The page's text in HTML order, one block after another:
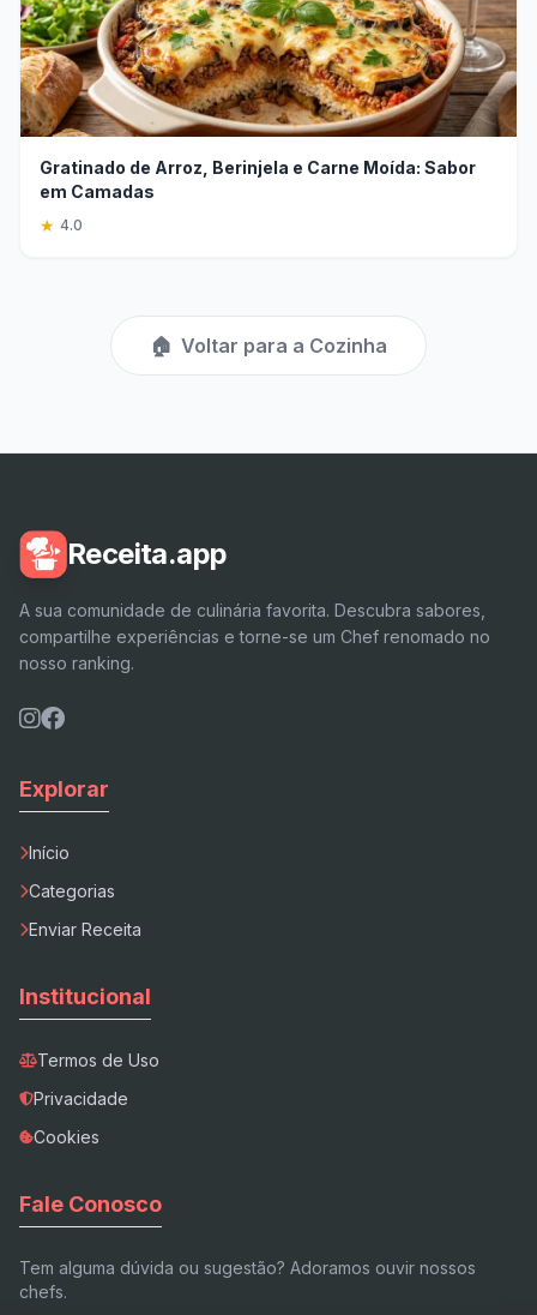
Gratinado de Arroz, Berinjela e Carne Moída: Sabor
em Camadas
★ 4.0
🏠 Voltar para a Cozinha
Receita.app
A sua comunidade de culinária favorita. Descubra sabores,
compartilhe experiências e torne-se um Chef renomado no
nosso ranking.
Explorar
Início
Categorias
Enviar Receita
Institucional
Termos de Uso
Privacidade
Cookies
Fale Conosco
Tem alguma dúvida ou sugestão? Adoramos ouvir nossos
chefs.